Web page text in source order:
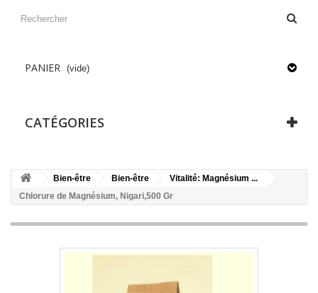
PANIER (vide)
CATÉGORIES
Bien-être Bien-être
Vitalité: Magnésium ...
Chlorure de Magnésium, Nigari,500 Gr